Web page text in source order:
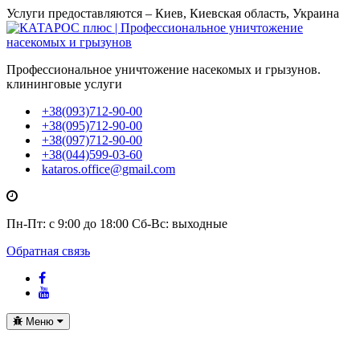
Услуги предоставляются – Киев, Киевская область, Украина
Профессиональное уничтожение насекомых и грызунов.
клининговые услуги
+38(093)712-90-00
+38(095)712-90-00
+38(097)712-90-00
+38(044)599-03-60
kataros.office@gmail.com
Пн-Пт: с 9:00 до 18:00 Сб-Вс: выходные
Обратная связь
Toggle
navigation
Меню